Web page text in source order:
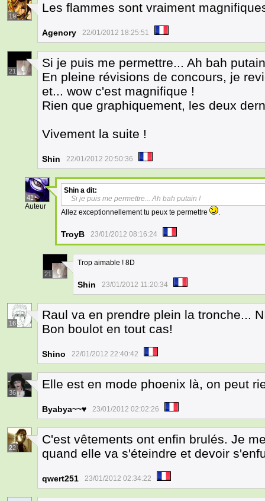
19
Les flammes sont vraiment
Agenory 22/01/2012 18:25:51
21
Si je puis me permettre... Ah bah
En pleine révisions de concours, je
et... wow c'est magnifique !
Rien que graphiquement, les deux
Vivement la suite !
Shin 22/01/2012 20:50:36
41
Auteur
Shin a dit:
Si je puis me permettre... Ah bah putain !
Allez exceptionnellement tu peux te permettre
.
TroyB 23/01/2012 08:16:24
21
Trop aimable ! 8D
Shin 23/01/2012 11:20:34
16
Raul va en prendre plein la tronche...
Bon boulot en tout cas!
Shino 22/01/2012 22:40:42
36
Elle est en mode phoenix là, on peut
Byabya~~♥ 23/01/2012 02:02:26
22
C'est vêtements ont enfin brulés. Je
quand elle va s'éteindre et devoir
qwert251 23/01/2012 02:34:22